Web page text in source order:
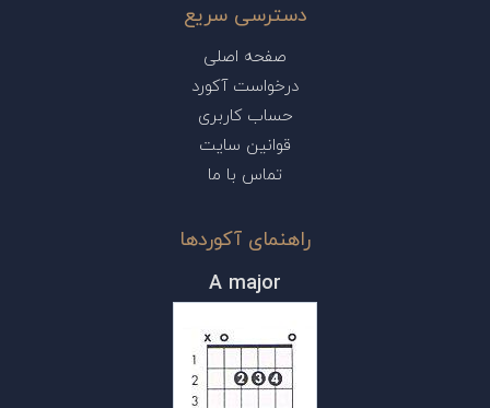
دسترسی سریع
صفحه اصلی
درخواست آکورد
حساب کاربری
قوانین سایت
تماس با ما
راهنمای آکوردها
A major